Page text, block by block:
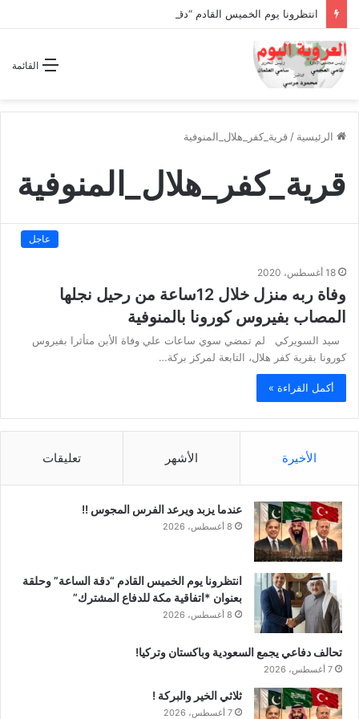
القائمة
الرئيسية / قرية_كفر_هلال_المنوفية
قرية_كفر_هلال_المنوفية
عاجل
18 أغسطس، 2020
وفاة ربه منزل خلال 12ساعة من رحيل نجلها
المصاب بفيروس كورونا بالمنوفية
سيد السويركي لم تمضي سوي ساعات علي وفاة الأبن متأثرا بفيروس
كورونا بقرية كفر هلال، التابعة لمركز بركة…
أكمل القراءة »
الأخيرة الأشهر تعليقات
عندما يزبد ويرعد الفرس المجوس !!
8 أغسطس، 2026
انتظرونا يوم الخميس القادم “دقة الساعة” وحلقة
بعنوان *اتفاقية مكة للدفاع المشترك”
8 أغسطس، 2026
تحالف دفاعي يجمع السعودية وباكستان وتركيا!
7 أغسطس، 2026
ثلاثي الخير والبركة !
7 أغسطس، 2026